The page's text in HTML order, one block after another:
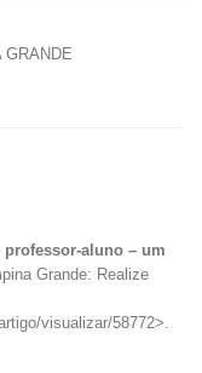
GRANDE
professor-aluno – um
Grande: Realize
visualizar/58772>.